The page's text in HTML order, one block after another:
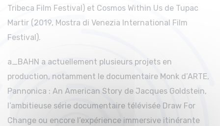
Tribeca Film Festival) et Cosmos Within Us de Tupac
Martir (2019, Mostra di Venezia International Film
Festival).
a_BAHN a actuellement plusieurs projets en
production, notamment le documentaire Monk d’ARTE,
Pannonica : An American Story de Jacques Goldstein,
l’ambitieuse série documentaire télévisée Draw For
Change ou encore l’expérience immersive itinérante